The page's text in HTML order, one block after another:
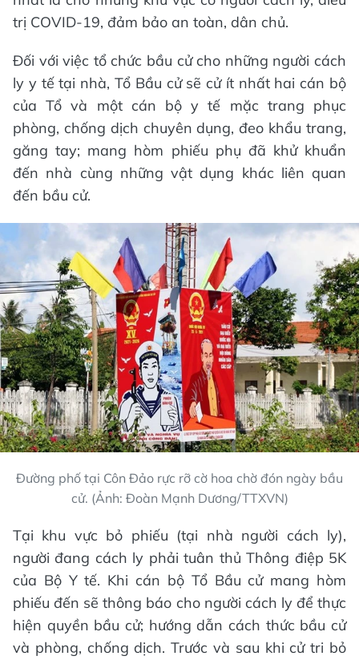
trị COVID-19, đảm bảo an toàn, dân chủ.
Đối với việc tổ chức bầu cử cho những người cách
ly y tế tại nhà, Tổ Bầu cử sẽ cử ít nhất hai cán bộ
của Tổ và một cán bộ y tế mặc trang phục
phòng, chống dịch chuyên dụng, đeo khẩu trang,
găng tay; mang hòm phiếu phụ đã khử khuẩn
đến nhà cùng những vật dụng khác liên quan
đến bầu cử.
Đường phố tại Côn Đảo rực rỡ cờ hoa chờ đón ngày bầu
cử. (Ảnh: Đoàn Mạnh Dương/TTXVN)
Tại khu vực bỏ phiếu (tại nhà người cách ly),
người đang cách ly phải tuân thủ Thông điệp 5K
của Bộ Y tế. Khi cán bộ Tổ Bầu cử mang hòm
phiếu đến sẽ thông báo cho người cách ly để thực
hiện quyền bầu cử; hướng dẫn cách thức bầu cử
và phòng, chống dịch. Trước và sau khi cử tri bỏ